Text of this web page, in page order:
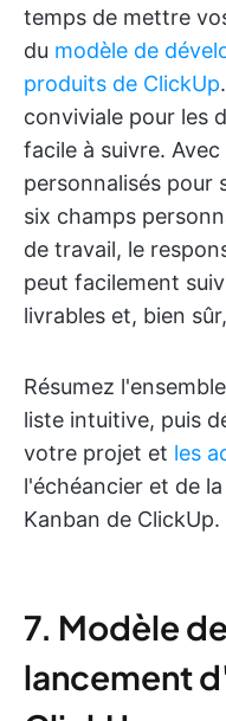
temps de mettre
du modèle de
produits de ClickUp
conviviale pour les
facile à suivre.
personnalisés pour
six champs
de travail, le
peut facilement
livrables et, bien
Résumez
liste intuitive, puis
votre projet et les
l'échéancier et de
Kanban de ClickUp.
7. Modèle
lancement